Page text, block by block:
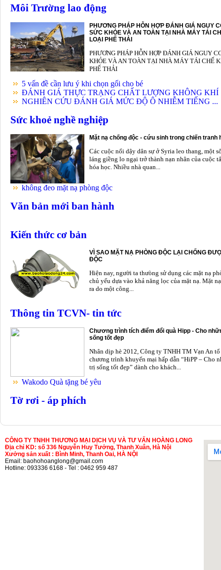
Môi Trường lao động
PHƯƠNG PHÁP HỖN HỢP ĐÁNH GIÁ NGUY
SỨC KHỎE VÀ AN TOÀN TẠI NHÀ MÁY TÁI
LOẠI PHẾ THẢI
PHƯƠNG PHÁP HỖN HỢP ĐÁNH GIÁ NGUY
KHỎE VÀ AN TOÀN TẠI NHÀ MÁY TÁI CHẾ
PHẾ THẢI
5 vấn đề cần lưu ý khi chọn gối cho bé
ĐÁNH GIÁ THỰC TRẠNG CHẤT LƯỢNG KHÔNG KHÍ
NGHIÊN CỨU ĐÁNH GIÁ MỨC ĐỘ Ô NHIỄM TIẾNG ...
Sức khoẻ nghề nghiệp
Mặt nạ chống độc - cứu sinh trong chiến tranh
Các cuộc nổi dậy dân sự ở Syria leo thang, một
láng giềng lo ngại trở thành nạn nhân của cuộc
hóa học. Nhiều nhà quan...
không đeo mặt nạ phòng độc
Văn bản mới ban hành
Kiến thức cơ bản
VÌ SAO MẶT NẠ PHÒNG ĐỘC LẠI CHỐNG
ĐỘC
Hiện nay, người ta thưòng sử dụng các mặt nạ
chủ yếu dựa vào khả năng lọc của mặt nạ. Mặt
ra do một công...
Thông tin TCVN- tin tức
Chương trình tích điểm đổi quà Hipp - Cho
sống tốt đẹp
Nhân dịp hè 2012, Công ty TNHH TM Vạn An
chương trình khuyến mại hấp dẫn “HiPP – Cho
trị sống tốt đẹp” dành cho khách...
Wakodo Quà tặng bé yêu
Tờ rơi - áp phích
CÔNG TY TNHH THƯƠNG MẠI DỊCH VỤ VÀ TƯ VẤN HOÀNG LONG
Địa chỉ KD: số 336 Nguyễn Huy Tưởng, Thanh Xuân, Hà Nội
Xưởng sản xuất : Bình Minh, Thanh Oai, HÀ NỘI
Email: baohohoanglong@gmail.com
Hotline: 093336 6168 - Tel : 0462 959 487